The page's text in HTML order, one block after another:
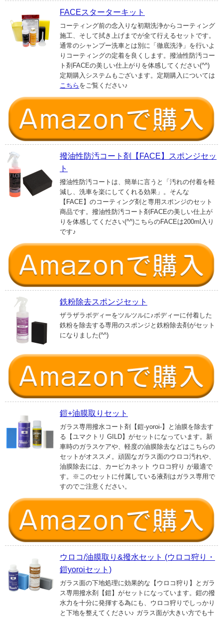
FACEスターターキット
コーティング前の念入りな初期洗浄からコーティング
施工、そして拭き上げまでが全て行えるセットです。
通常のシャンプー洗車とは別に「徹底洗浄」を行いよ
りコーティングの定着を良くします。撥油性防汚コー
ト剤FACEの美しい仕上がりを体感してください(^^)
定期購入システムもございます。定期購入については
こちら をご覧ください♪
撥油性防汚コート剤【FACE】スポンジセッ
ト
撥油性防汚コートは、簡単に言うと「汚れの付着を軽
減し、洗車を楽にしてくれる効果」。そんな
【FACE】のコーティング剤と専用スポンジのセット
商品です。撥油性防汚コート剤FACEの美しい仕上が
りを体感してください(^^)こちらのFACEは200ml入り
です♪
鉄粉除去スポンジセット
ザラザラボディーをツルツルに♪ボディーに付着した
鉄粉を除去する専用のスポンジと鉄粉除去剤がセット
になりました(^^)
鎧+油膜取りセット
ガラス専用撥水コート剤【鎧-yoroi-】と油膜を除去す
る【ユマクトリ GILD】がセットになっています。新
車時のガラスケアや、軽度の油膜除去などはこちらの
セットがオススメ。頑固なガラス面のウロコ汚れや、
油膜除去には、カーピカネット ウロコ狩り が最適で
す。※このセットに付属している液剤はガラス専用で
すのでご注意ください。
ウロコ/油膜取り&撥水セット (ウロコ狩り・
鎧yoroiセット)
ガラス面の下地処理に効果的な【ウロコ狩り】とガラ
ス専用撥水剤【鎧】がセットになっています。鎧の撥
水力を十分に発揮する為にも、ウロコ狩りでしっかり
と下地を整えてください♪ ガラス面が大きい方でも十